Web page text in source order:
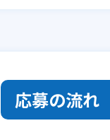
応募の流れ